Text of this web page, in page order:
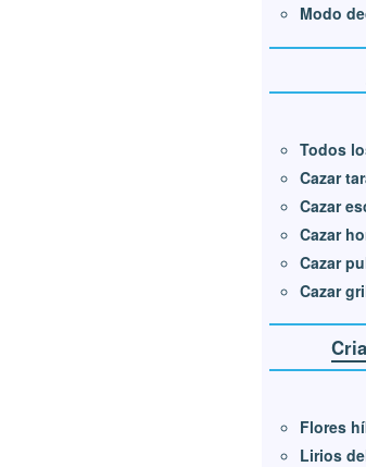
Modo
Todos
Cazar
Cazar
Cazar
Cazar
Cazar
Flores
Lirios